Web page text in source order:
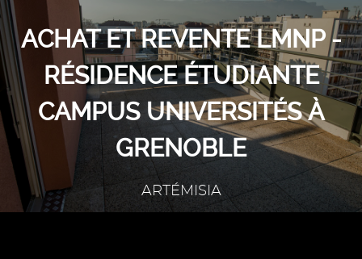
ACHAT ET REVENTE LMNP -
RÉSIDENCE ÉTUDIANTE
CAMPUS UNIVERSITÉS À
GRENOBLE
ARTÉMISIA